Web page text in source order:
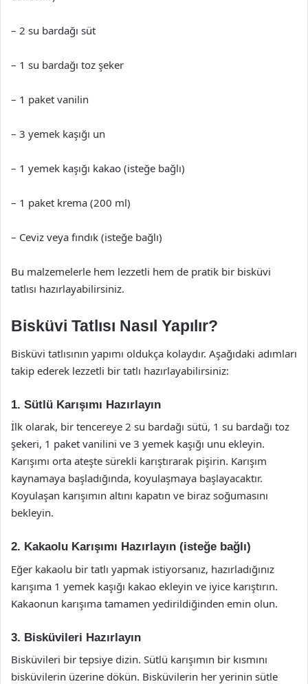
– 2 su bardağı süt
– 1 su bardağı toz şeker
– 1 paket vanilin
– 3 yemek kaşığı un
– 1 yemek kaşığı kakao (isteğe bağlı)
– 1 paket krema (200 ml)
– Ceviz veya fındık (isteğe bağlı)
Bu malzemelerle hem lezzetli hem de pratik bir bisküvi
tatlısı hazırlayabilirsiniz.
Bisküvi Tatlısı Nasıl Yapılır?
Bisküvi tatlısının yapımı oldukça kolaydır. Aşağıdaki adımları
takip ederek lezzetli bir tatlı hazırlayabilirsiniz:
1. Sütlü Karışımı Hazırlayın
İlk olarak, bir tencereye 2 su bardağı sütü, 1 su bardağı toz
şekeri, 1 paket vanilini ve 3 yemek kaşığı unu ekleyin.
Karışımı orta ateşte sürekli karıştırarak pişirin. Karışım
kaynamaya başladığında, koyulaşmaya başlayacaktır.
Koyulaşan karışımın altını kapatın ve biraz soğumasını
bekleyin.
2. Kakaolu Karışımı Hazırlayın (isteğe bağlı)
Eğer kakaolu bir tatlı yapmak istiyorsanız, hazırladığınız
karışıma 1 yemek kaşığı kakao ekleyin ve iyice karıştırın.
Kakaonun karışıma tamamen yedirildiğinden emin olun.
3. Bisküvileri Hazırlayın
Bisküvileri bir tepsiye dizin. Sütlü karışımın bir kısmını
bisküvilerin üzerine dökün. Bisküvilerin her yerinin sütle